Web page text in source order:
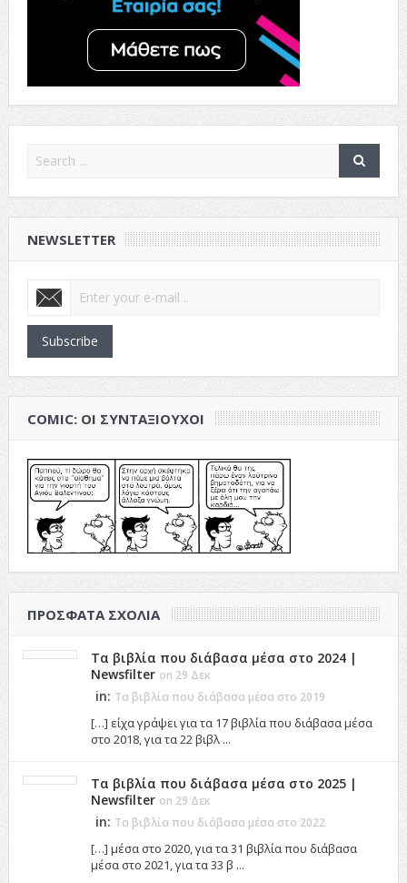
NEWSLETTER
Subscribe
COMIC: ΟΙ ΣΥΝΤΑΞΙΟΎΧΟΙ
ΠΡΌΣΦΑΤΑ ΣΧΌΛΙΑ
Τα βιβλία που διάβασα μέσα στο 2024 |
Newsfilter on 29 Δεκ
in: Τα βιβλία που διάβασα μέσα στο 2019
[…] είχα γράψει για τα 17 βιβλία που διάβασα μέσα
στο 2018, για τα 22 βιβλ ...
Τα βιβλία που διάβασα μέσα στο 2025 |
Newsfilter on 29 Δεκ
in: Τα βιβλία που διάβασα μέσα στο 2022
[…] μέσα στο 2020, για τα 31 βιβλία που διάβασα
μέσα στο 2021, για τα 33 β ...